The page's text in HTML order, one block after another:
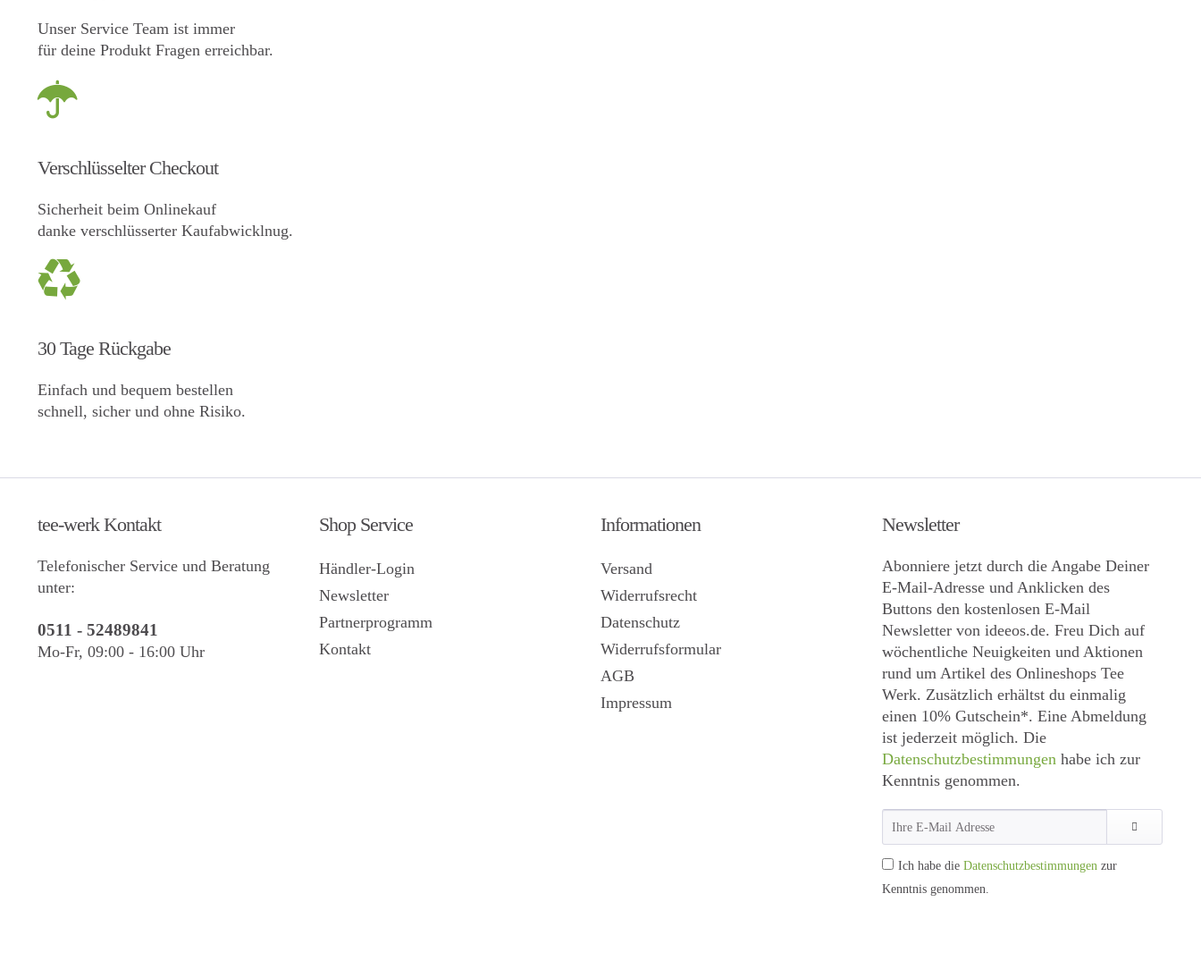
Unser Service Team ist immer
für deine Produkt Fragen erreichbar.
Verschlüsselter Checkout
Sicherheit beim Onlinekauf
danke verschlüsserter Kaufabwicklnug.
30 Tage Rückgabe
Einfach und bequem bestellen
schnell, sicher und ohne Risiko.
tee-werk Kontakt
Telefonischer Service und Beratung
unter:
0511 - 52489841
Mo-Fr, 09:00 - 16:00 Uhr
Shop Service
Händler-Login
Newsletter
Partnerprogramm
Kontakt
Informationen
Versand
Widerrufsrecht
Datenschutz
Widerrufsformular
AGB
Impressum
Newsletter
Abonniere jetzt durch die Angabe Deiner
E-Mail-Adresse und Anklicken des
Buttons den kostenlosen E-Mail
Newsletter von ideeos.de. Freu Dich auf
wöchentliche Neuigkeiten und Aktionen
rund um Artikel des Onlineshops Tee
Werk. Zusätzlich erhältst du einmalig
einen 10% Gutschein*. Eine Abmeldung
ist jederzeit möglich. Die
Datenschutzbestimmungen habe ich zur
Kenntnis genommen.
Ich habe die Datenschutzbestimmungen zur
Kenntnis genommen.